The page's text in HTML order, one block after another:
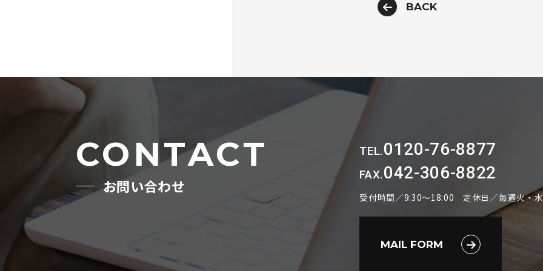
BACK
CONTACT
お問い合わせ
TEL.0120-76-8877
FAX.042-306-8822
受付時間／9:30～18:00 定休日／毎週火・
MAIL FORM